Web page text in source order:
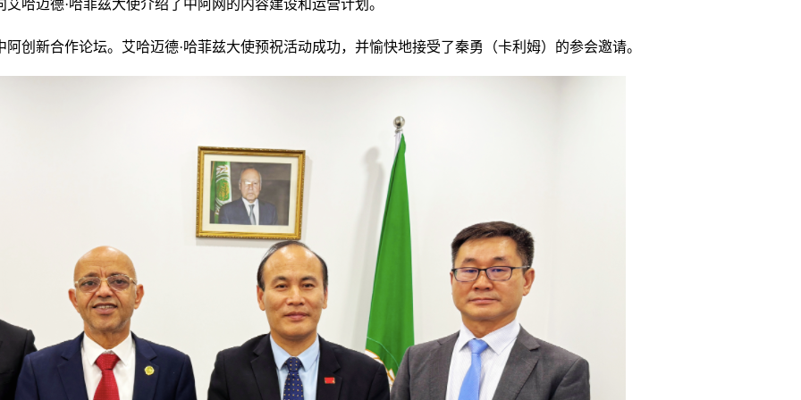
哈迈德·哈菲兹大使介绍了中阿网的内容建设和运营计划。
创新合作论坛。艾哈迈德·哈菲兹大使预祝活动成功，并愉快地接受了秦勇（卡利姆）的参会邀请。